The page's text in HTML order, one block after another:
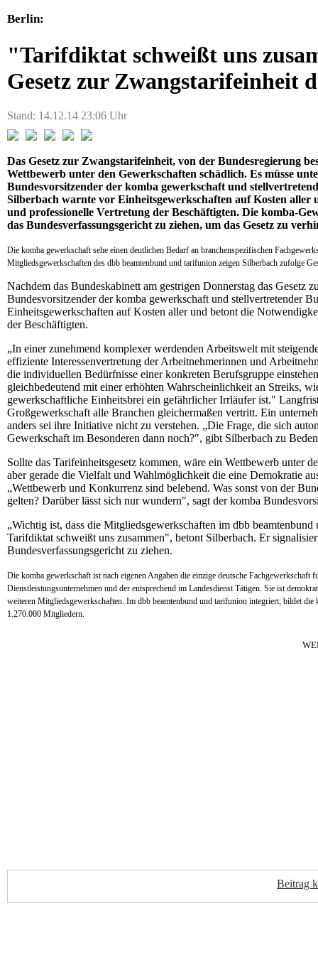
Berlin:
"Tarifdiktat schweißt uns
Gesetz zur Zwangstarifeinheit
Stand: 14.12.14 23:06 Uhr
Das Gesetz zur Zwangstarifeinheit, von der Bundesregierung
Wettbewerb unter den Gewerkschaften schädlich. Es müsse
Bundesvorsitzender der komba gewerkschaft und
Silberbach warnte vor Einheitsgewerkschaften auf Kosten
und professionelle Vertretung der Beschäftigten. Die komba-
das Bundesverfassungsgericht zu ziehen, um das Gesetz zu
Die komba gewerkschaft sehe einen deutlichen Bedarf an branchenspezifischen
Mitgliedsgewerkschaften des dbb beamtenbund und tarifunion zeigen Silberbach zufolge
Nachdem das Bundeskabinett am gestrigen Donnerstag das
Bundesvorsitzender der komba gewerkschaft und stellvertretender
Einheitsgewerkschaften auf Kosten aller und betont die
der Beschäftigten.
„In einer zunehmend komplexer werdenden Arbeitswelt mit
effiziente Interessenvertretung der Arbeitnehmerinnen und
die individuellen Bedürfnisse einer konkreten Berufsgruppe
gleichbedeutend mit einer erhöhten Wahrscheinlichkeit an Streiks,
gewerkschaftliche Einheitsbrei ein gefährlicher Irrläufer ist."
Großgewerkschaft alle Branchen gleichermaßen vertritt. Ein
anders sei ihre Initiative nicht zu verstehen. „Die Frage, die sich
Gewerkschaft im Besonderen dann noch?", gibt Silberbach zu
Sollte das Tarifeinheitsgesetz kommen, wäre ein Wettbewerb unter
aber gerade die Vielfalt und Wahlmöglichkeit die eine Demokratie
„Wettbewerb und Konkurrenz sind belebend. Was sonst von der
gelten? Darüber lässt sich nur wundern", sagt der komba
„Wichtig ist, dass die Mitgliedsgewerkschaften im dbb
Tarifdiktat schweißt uns zusammen", betont Silberbach. Er
Bundesverfassungsgericht zu ziehen.
Die komba gewerkschaft ist nach eigenen Angaben die einzige deutsche
Dienstleistungsunternehmen und der entsprechend im Landesdienst Tätigen. Sie ist
weiteren Mitgliedsgewerkschaften. Im dbb beamtenbund und tarifunion integriert, bildet
1.270.000 Mitgliedern.
Beitrag